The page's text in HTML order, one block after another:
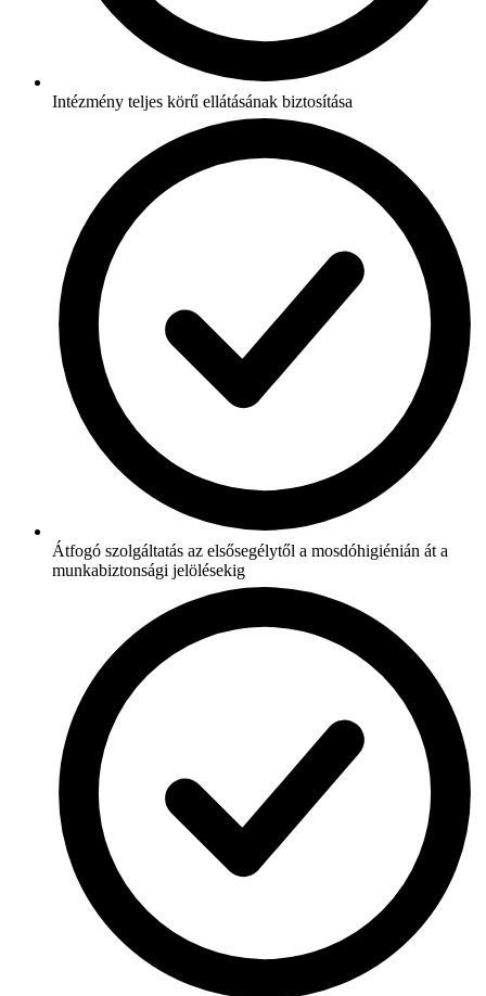
Intézmény teljes körű ellátásának biztosítása
Átfogó szolgáltatás az elsősegélytől a mosdóhigiénián át a
munkabiztonsági jelölésekig